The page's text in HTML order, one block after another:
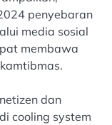
penyebaran
media sosial
membawa
dan
cooling system